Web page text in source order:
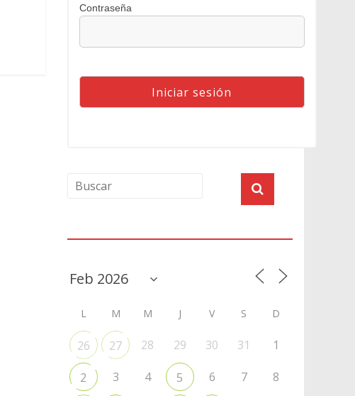
Contraseña
L M M J V S D
26 27 28 29 30 31 1
2 3 4 5 6 7 8